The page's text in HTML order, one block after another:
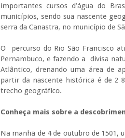
importantes cursos d’água do
municípios, sendo sua nascente
serra da Canastra, no município de
O percurso do Rio São Francisco
Pernambuco, e fazendo a divisa
Atlântico, drenando uma área de
partir da nascente histórica é de 2
trecho geográfico.
Conheça mais sobre a
Na manhã de 4 de outubro de 1501,